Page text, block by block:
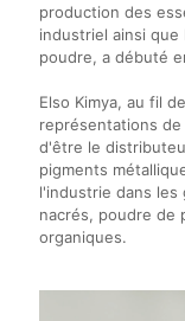
production des
industriel ainsi
poudre, a débuté
Elso Kimya, au fil
représentations
d'être le
pigments
l'industrie dans les
nacrés, poudre de
organiques.